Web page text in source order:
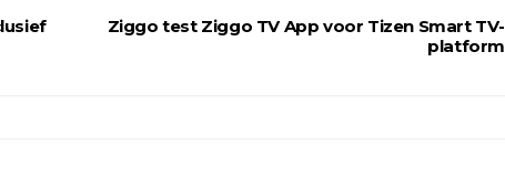
Ziggo test Ziggo TV App voor Tizen Smart TV-
platform